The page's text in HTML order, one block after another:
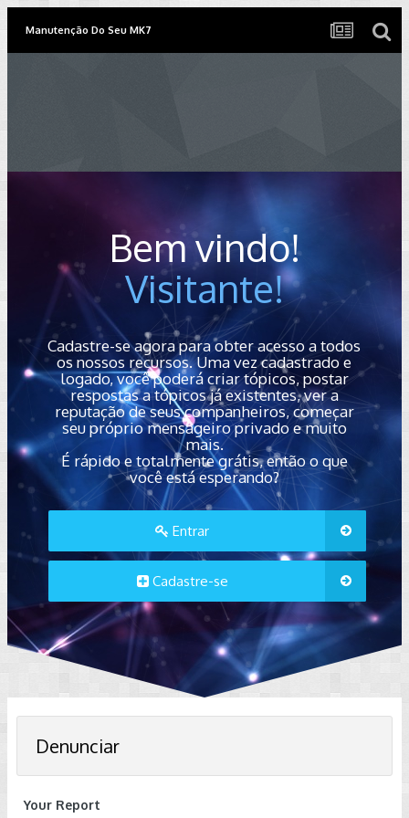
Manutenção Do Seu MK7
Bem vindo!
Visitante!
Cadastre-se agora para obter acesso a todos
os nossos recursos. Uma vez cadastrado e
logado, você poderá criar tópicos, postar
respostas a tópicos já existentes, ver a
reputação de seus companheiros, começar
seu próprio mensageiro privado e muito
mais.
É rápido e totalmente grátis, então o que
você está esperando?
Entrar
Cadastre-se
Denunciar
Your Report